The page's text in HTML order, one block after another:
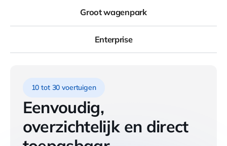
Groot wagenpark
Enterprise
10 tot 30 voertuigen
Eenvoudig,
overzichtelijk en direct